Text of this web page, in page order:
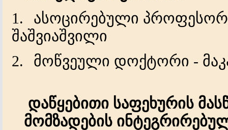
1.
ასოცირებული
შაშვიაშვილი
2.
მოწვეული დოქტორი -
დაწყებითი საფეხურის
მომზადების